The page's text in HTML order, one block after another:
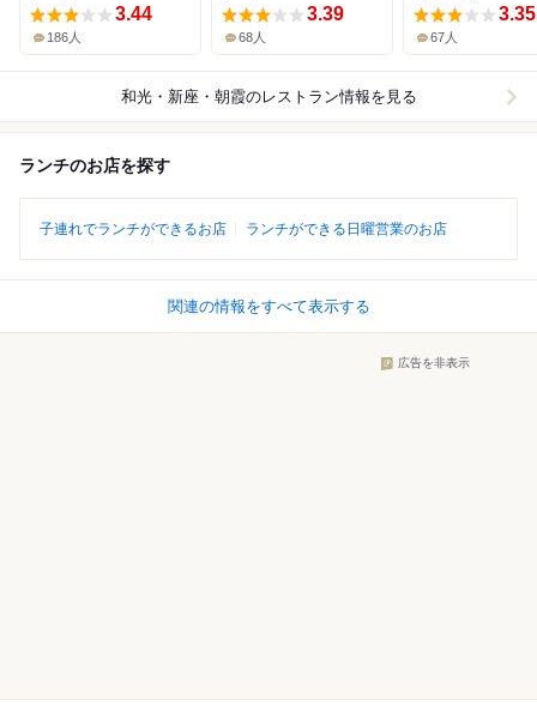
3.44
186人
3.39
68人
3.35
67人
和光・新座・朝霞のレストラン情報を見る
ランチのお店を探す
子連れでランチができるお店 ランチができる日曜営業のお店
関連の情報をすべて表示する
広告を非表示